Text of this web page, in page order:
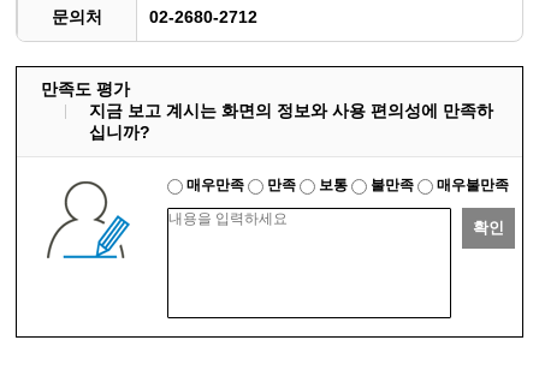
문의처 02-2680-2712
만족도 평가
지금 보고 계시는 화면의 정보와 사용 편의성에 만족하
십니까?
매우만족 만족 보통 불만족 매우불만족
확인